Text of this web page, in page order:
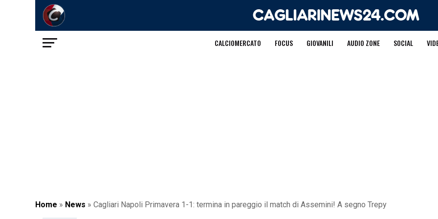
CALCIOMERCATO FOCUS GIOVANILI AUDIO ZONE SOCIAL
Home » News » Cagliari Napoli Primavera 1-1: termina in pareggio il match di Assemini! A segno Trepy